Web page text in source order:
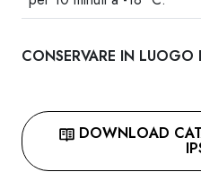
CONSERVARE IN LUOGO
DOWNLOAD